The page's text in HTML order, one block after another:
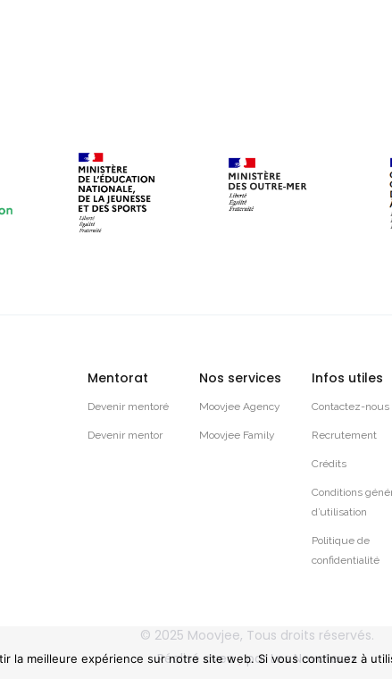
Mentorat
Devenir mentoré
Devenir mentor
Nos services
Moovjee Agency
Moovjee Family
Infos utiles
Contactez-nous
Recrutement
Crédits
Conditions
d’utilisation
Politique de
confidentialité
© 2025 Moovjee, Tous droits réservés.
Réalisé avec par Les Novateurs
la meilleure expérience sur notre site web. Si vous continuez à